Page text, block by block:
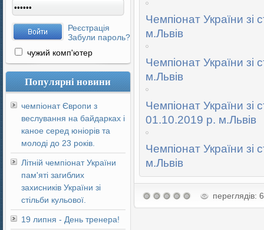
Реєстрація
Забули пароль?
чужий комп'ютер
Популярні новини
чемпіонат Європи з
веслування на байдарках і
каное серед юніорів та
молоді до 23 років.
Літній чемпіонат України
пам'яті загиблих
захисників України зі
стільби кульової.
19 липня - День тренера!
Чемпіонат України зі
м.Львів
Чемпіонат України зі
м.Львів
Чемпіонат України зі
01.10.2019 р. м.Львів
Чемпіонат України зі
м.Львів
переглядів: